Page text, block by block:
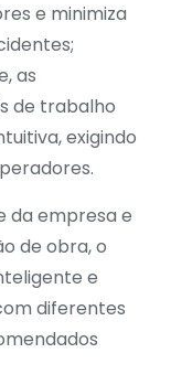
e minimiza
as
de trabalho
exigindo
da empresa e
de obra, o
e
diferentes